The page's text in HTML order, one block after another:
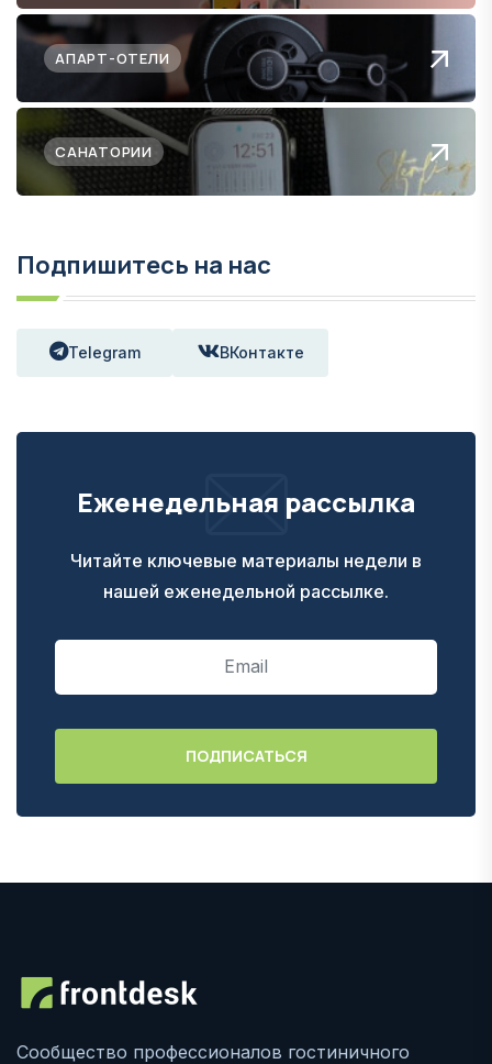
АПАРТ-ОТЕЛИ
САНАТОРИИ
Подпишитесь на нас
Telegram ВКонтакте
Еженедельная рассылка
Читайте ключевые материалы недели в
нашей еженедельной рассылке.
Сообщество профессионалов гостиничного